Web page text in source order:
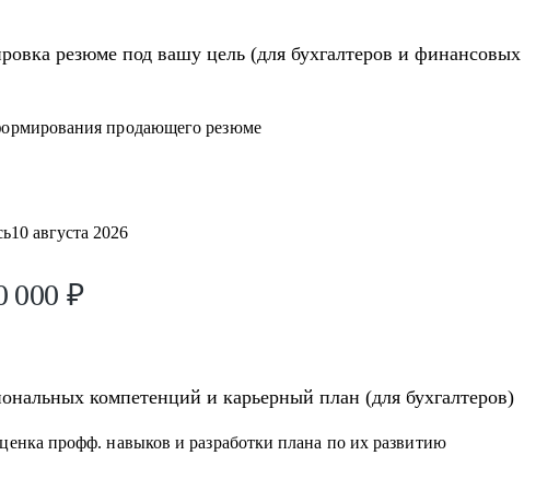
и сомнений и получить оффер с привлекательными условиями.
навыки,чтобы стать востребованным финансовым специалистом.
желающим выйти на качественно иной уровень дохода.
которые "засиделись на одном месте".
аналитикам, методологам и налоговым консультантам.
резюме под вашу цель (для бухгалтеров и финансовых
продающего резюме
10 августа 2026
000 ₽
компетенций и карьерный план (для бухгалтеров)
профф. навыков и разработки плана по их развитию